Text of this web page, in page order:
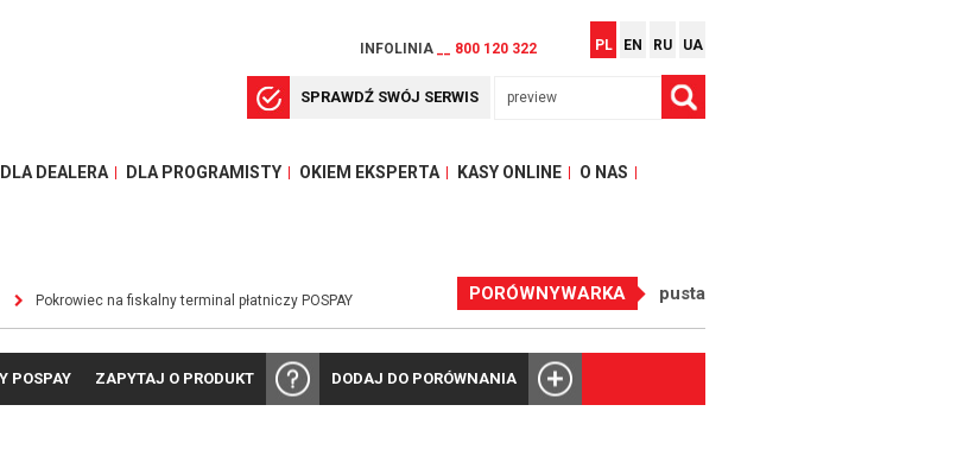
INFOLINIA __ 800 120 322 PL EN RU UA
SPRAWDŹ SWÓJ SERWIS
DLA DEALERA DLA PROGRAMISTY OKIEM EKSPERTA KASY ONLINE O NAS
Pokrowiec na fiskalny terminal płatniczy POSPAY PORÓWNYWARKA pusta
POSPAY ZAPYTAJ O PRODUKT DODAJ DO PORÓWNANIA